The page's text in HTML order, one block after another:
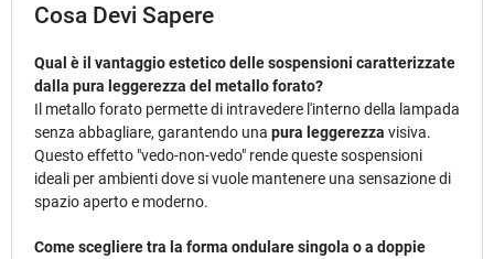
Cosa Devi Sapere
Qual è il vantaggio estetico delle sospensioni caratterizzate
dalla pura leggerezza del metallo forato?
Il metallo forato permette di intravedere l'interno della lampada
senza abbagliare, garantendo una pura leggerezza visiva.
Questo effetto "vedo-non-vedo" rende queste sospensioni
ideali per ambienti dove si vuole mantenere una sensazione di
spazio aperto e moderno.
Come scegliere tra la forma ondulare singola o a doppie